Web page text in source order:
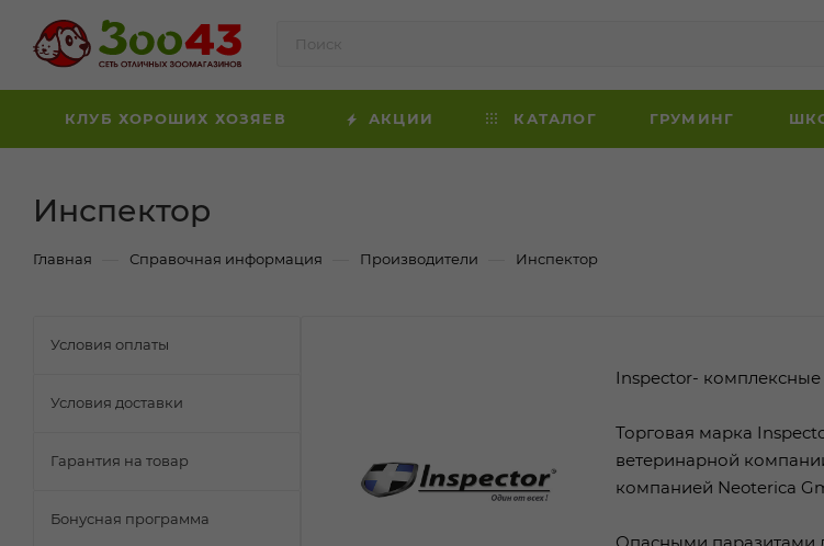
КЛУБ ХОРОШИХ ХОЗЯЕВ АКЦИИ КАТАЛОГ ГРУМИНГ
Инспектор
Главная Справочная информация Производители Инспектор
Inspector-
Торговая марка
ветеринарной
компанией Neoterica
Условия оплаты
Условия доставки
Гарантия на товар
Бонусная программа